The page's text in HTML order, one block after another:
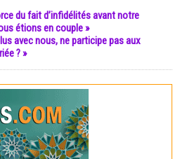
du fait d’infidélités avant notre
étions en couple »
avec nous, ne participe pas aux
? »